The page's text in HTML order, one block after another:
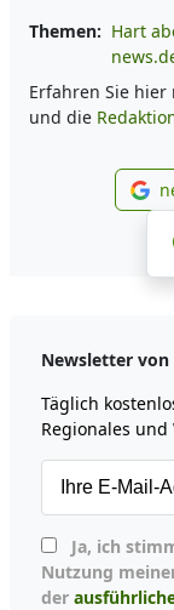
Themen: Hart
Erfahren Sie
und die
Newsletter von
Täglich
Regionales und
Nutzung
der